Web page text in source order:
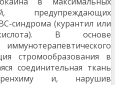
предупреждающих
синдрома (курантил или
кислота). В основе
стромообразования в
соединительная ткань
и, нарушив